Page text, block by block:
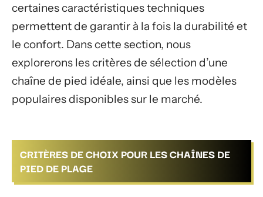
certaines caractéristiques techniques
permettent de garantir à la fois la durabilité et
le confort. Dans cette section, nous
explorerons les critères de sélection d’une
chaîne de pied idéale, ainsi que les modèles
populaires disponibles sur le marché.
CRITÈRES DE CHOIX POUR LES CHAÎNES DE
PIED DE PLAGE